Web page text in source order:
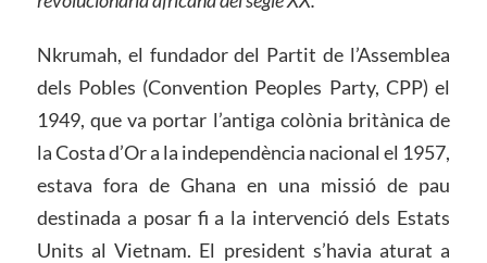
Nkrumah, el fundador del Partit de l’Assemblea
dels Pobles (Convention Peoples Party, CPP) el
1949, que va portar l’antiga colònia britànica de
la Costa d’Or a la independència nacional el 1957,
estava fora de Ghana en una missió de pau
destinada a posar fi a la intervenció dels Estats
Units al Vietnam. El president s’havia aturat a